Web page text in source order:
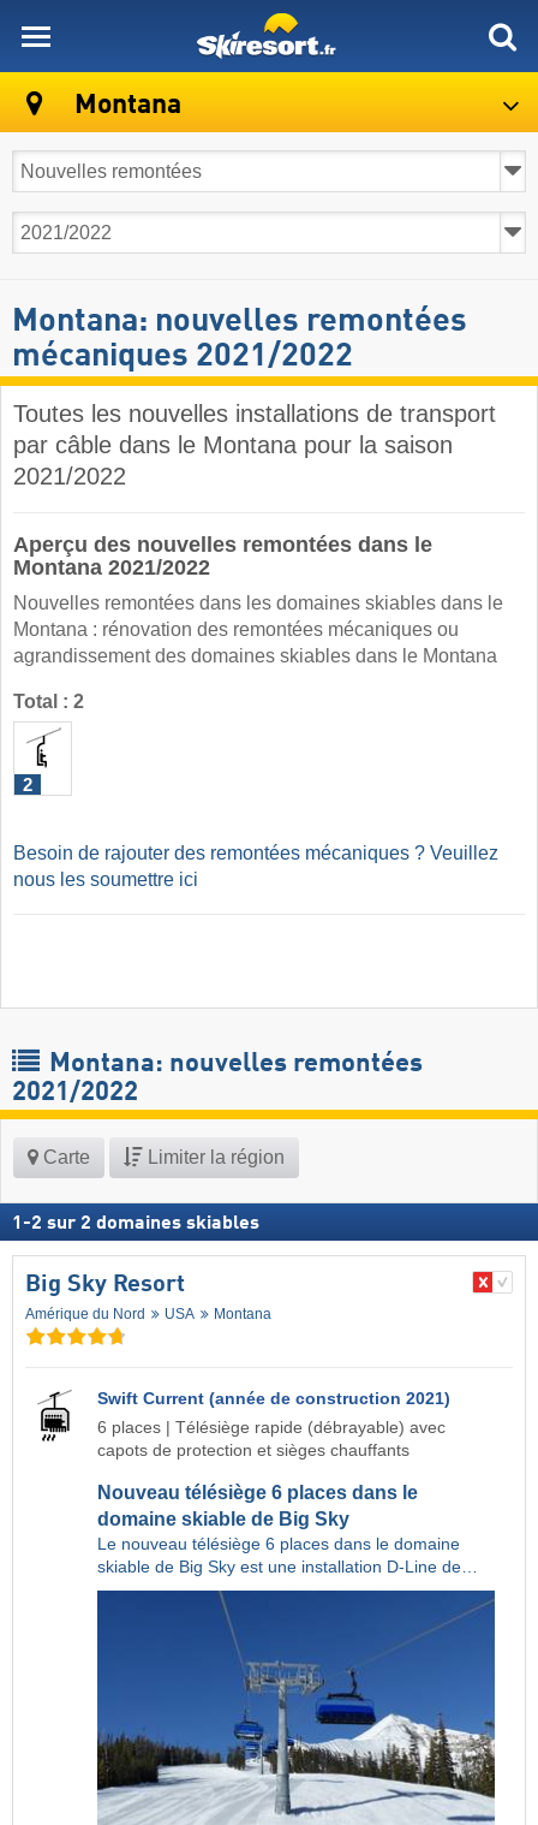
Montana
Montana: nouvelles remontées
mécaniques 2021/2022
Toutes les nouvelles installations de transport
par câble dans le Montana pour la saison
2021/2022
Aperçu des nouvelles remontées dans le
Montana 2021/2022
Nouvelles remontées dans les domaines skiables dans le
Montana : rénovation des remontées mécaniques ou
agrandissement des domaines skiables dans le Montana
Total : 2
2
Besoin de rajouter des remontées mécaniques ? Veuillez
nous les soumettre ici
Montana: nouvelles remontées
2021/2022
Carte Limiter la région
1 -2 sur 2 domaines skiables
Big Sky Resort
Amérique du Nord USA Montana
Swift Current (année de construction 2021)
6 places | Télésiège rapide (débrayable) avec
capots de protection et sièges chauffants
Nouveau télésiège 6 places dans le
domaine skiable de Big Sky
Le nouveau télésiège 6 places dans le domaine
skiable de Big Sky est une installation D-Line de…